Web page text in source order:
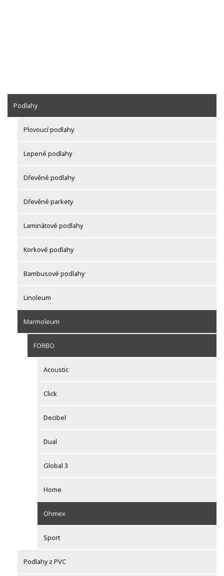
Podlahy
Plovoucí podlahy
Lepené podlahy
Dřevěné podlahy
Dřevěné parkety
Laminátové podlahy
Korkové podlahy
Bambusové podlahy
Linoleum
Marmoleum
FORBO
Acoustic
Click
Decibel
Dual
Global 3
Home
Ohmex
Sport
Podlahy z PVC